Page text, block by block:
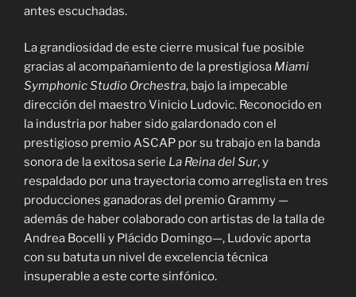
antes escuchadas.
La grandiosidad de este cierre musical fue posible
gracias al acompañamiento de la prestigiosa Miami
Symphonic Studio Orchestra, bajo la impecable
dirección del maestro Vinicio Ludovic. Reconocido en
la industria por haber sido galardonado con el
prestigioso premio ASCAP por su trabajo en la banda
sonora de la exitosa serie La Reina del Sur, y
respaldado por una trayectoria como arreglista en tres
producciones ganadoras del premio Grammy —
además de haber colaborado con artistas de la talla de
Andrea Bocelli y Plácido Domingo—, Ludovic aporta
con su batuta un nivel de excelencia técnica
insuperable a este corte sinfónico.